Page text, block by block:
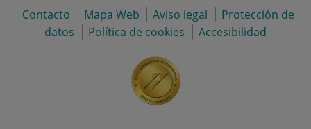
Contacto Mapa Web Aviso legal
Protección de
datos
Política de cookies Accesibilidad